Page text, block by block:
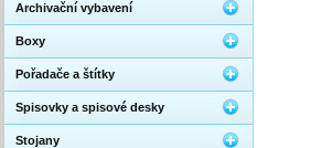
Archivační vybavení
Boxy
Pořadače a štítky
Spisovky a spisové desky
Stojany